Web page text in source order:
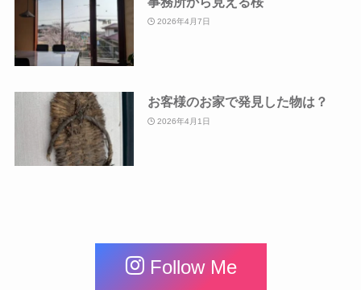
2026年4月7日
お客様のお家で発見した物は？
2026年4月1日
Follow Me